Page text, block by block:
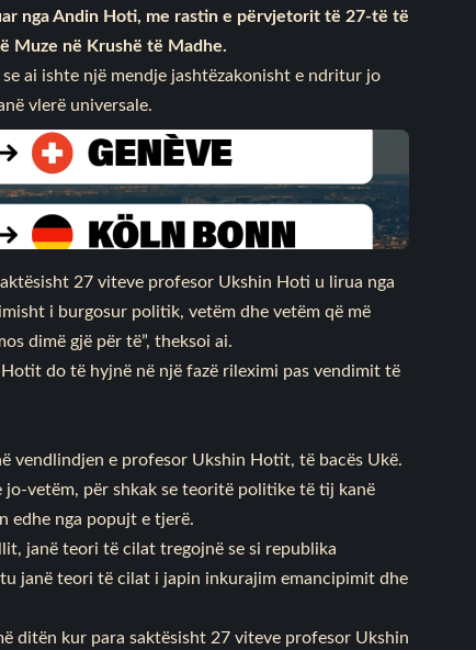
nga Andin Hoti, me rastin e përvjetorit të 27-të të
Muze në Krushë të Madhe.
ai ishte një mendje jashtëzakonisht e ndritur jo
vlerë universale.
27 viteve profesor Ukshin Hoti u lirua nga
i burgosur politik, vetëm dhe vetëm që më
dimë gjë për të”, theksoi ai.
do të hyjnë në një fazë rileximi pas vendimit të
vendlindjen e profesor Ukshin Hotit, të bacës Ukë.
vetëm, për shkak se teoritë politike të tij kanë
edhe nga popujt e tjerë.
janë teori të cilat tregojnë se si republika
janë teori të cilat i japin inkurajim emancipimit dhe
ditën kur para saktësisht 27 viteve profesor Ukshin